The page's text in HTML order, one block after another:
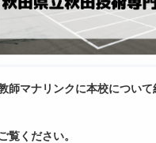
師マナリンクに本校につい
覧ください。